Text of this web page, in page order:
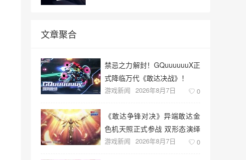
文章聚合
禁忌之力解封！GQuuuuuuX正
式降临万代《敢达决战》！
游戏新闻 2026年8月7日 0
《敢达争锋对决》异端敢达金
色机天照正式参战 双形态演绎
空中战技
游戏新闻 2026年8月7日 0